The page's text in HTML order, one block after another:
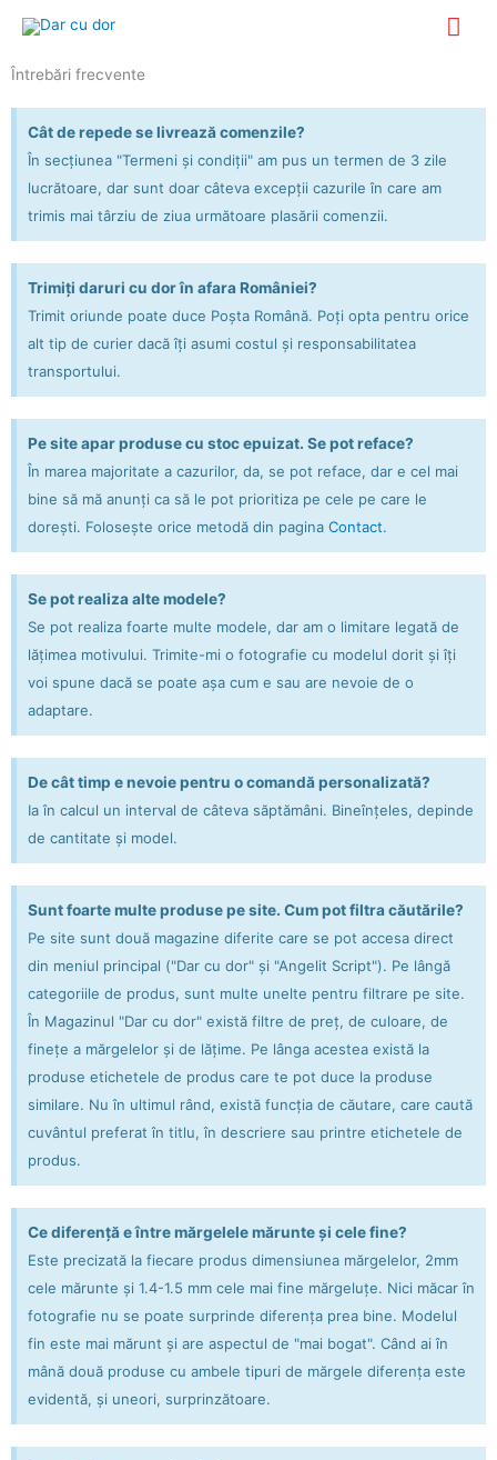
content
Întrebări frecvente
Cât de repede se livrează comenzile?
În secțiunea "Termeni și condiții" am pus un termen de 3 zile
lucrătoare, dar sunt doar câteva excepții cazurile în care am
trimis mai târziu de ziua următoare plasării comenzii.
Trimiți daruri cu dor în afara României?
Trimit oriunde poate duce Poșta Română. Poți opta pentru orice
alt tip de curier dacă îți asumi costul și responsabilitatea
transportului.
Pe site apar produse cu stoc epuizat. Se pot reface?
În marea majoritate a cazurilor, da, se pot reface, dar e cel mai
bine să mă anunți ca să le pot prioritiza pe cele pe care le
dorești. Folosește orice metodă din pagina Contact.
Se pot realiza alte modele?
Se pot realiza foarte multe modele, dar am o limitare legată de
lățimea motivului. Trimite-mi o fotografie cu modelul dorit și îți
voi spune dacă se poate așa cum e sau are nevoie de o
adaptare.
De cât timp e nevoie pentru o comandă personalizată?
Ia în calcul un interval de câteva săptămâni. Bineînțeles, depinde
de cantitate și model.
Sunt foarte multe produse pe site. Cum pot filtra căutările?
Pe site sunt două magazine diferite care se pot accesa direct
din meniul principal ("Dar cu dor" și "Angelit Script"). Pe lângă
categoriile de produs, sunt multe unelte pentru filtrare pe site.
În Magazinul "Dar cu dor" există filtre de preț, de culoare, de
finețe a mărgelelor și de lățime. Pe lânga acestea există la
produse etichetele de produs care te pot duce la produse
similare. Nu în ultimul rând, există funcția de căutare, care caută
cuvântul preferat în titlu, în descriere sau printre etichetele de
produs.
Ce diferență e între mărgelele mărunte și cele fine?
Este precizată la fiecare produs dimensiunea mărgelelor, 2mm
cele mărunte și 1.4-1.5 mm cele mai fine mărgeluțe. Nici măcar în
fotografie nu se poate surprinde diferența prea bine. Modelul
fin este mai mărunt și are aspectul de "mai bogat". Când ai în
mână două produse cu ambele tipuri de mărgele diferența este
evidentă, și uneori, surprinzătoare.